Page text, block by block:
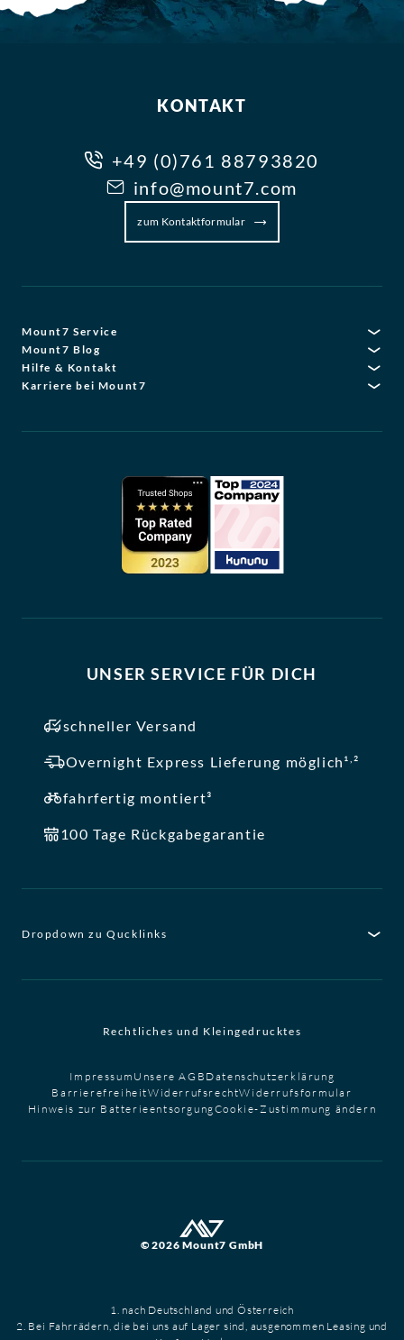
KONTAKT
+49 (0)761 88793820
info@mount7.com
zum Kontaktformular
Mount7 Service
Mount7 Blog
Hilfe & Kontakt
Karriere bei Mount7
UNSER SERVICE FÜR DICH
schneller Versand
Overnight Express Lieferung möglich¹,²
fahrfertig montiert³
100 Tage Rückgabegarantie
Dropdown zu Qucklinks
Rechtliches und Kleingedrucktes
Impressum Unsere AGB Datenschutzerklärung
BarrierefreiheitWiderrufsrechtWiderrufsformular
Hinweis zur BatterieentsorgungCookie-Zustimmung ändern
© 2026 Mount7 GmbH
1. nach Deutschland und Österreich
2. Bei Fahrrädern, die bei uns auf Lager sind, ausgenommen Leasing und